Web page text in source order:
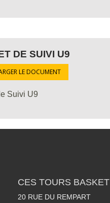
DE SUIVI U9
LE DOCUMENT
Suivi U9
CES TOURS BASKET
20 RUE DU REMPART